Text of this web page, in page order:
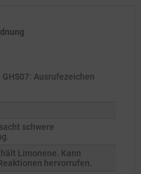
GHS07: Ausrufezeichen
schwere
Limonene. Kann
hervorrufen.